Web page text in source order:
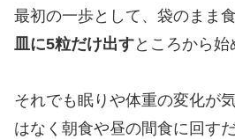
最初の一歩として、袋のまま
皿に5粒だけ出すところから始
それでも眠りや体重の変化が
はなく朝食や昼の間食に回す